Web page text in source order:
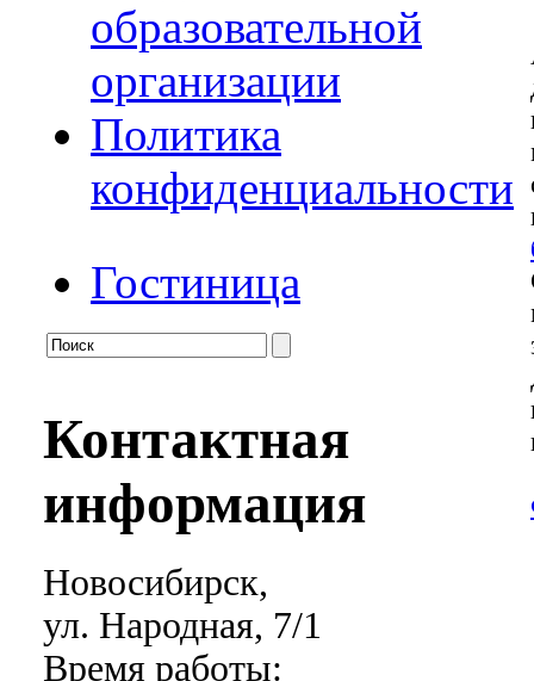
образовательной
организации
Политика
конфиденциальности
Гостиница
Контактная
информация
Новосибирск,
ул. Народная, 7/1
Время работы: